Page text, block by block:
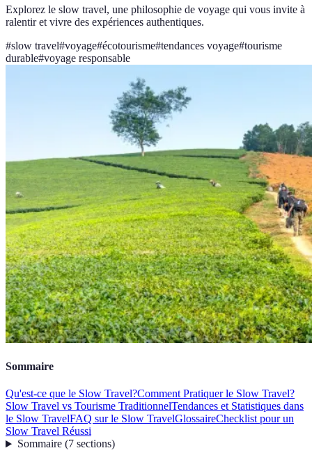
Explorez le slow travel, une philosophie de voyage qui vous invite à
ralentir et vivre des expériences authentiques.
#slow travel#voyage#écotourisme#tendances voyage#tourisme
durable#voyage responsable
Sommaire
Qu'est-ce que le Slow Travel?Comment Pratiquer le Slow Travel?
Slow Travel vs Tourisme TraditionnelTendances et Statistiques dans
le Slow TravelFAQ sur le Slow TravelGlossaireChecklist pour un
Slow Travel Réussi
Sommaire(7 sections)